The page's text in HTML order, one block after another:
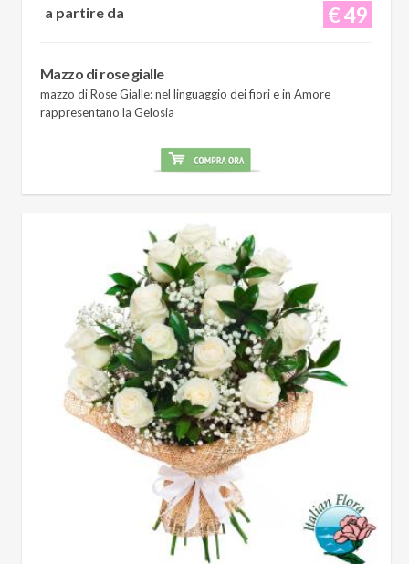
€ 49
a partire da
Mazzo di rose gialle
mazzo di Rose Gialle: nel linguaggio dei fiori e in Amore
rappresentano la Gelosia